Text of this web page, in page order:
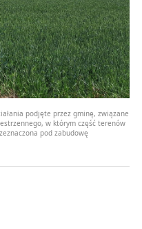
podjęte przez gminę, związane
w którym część terenów
pod zabudowę